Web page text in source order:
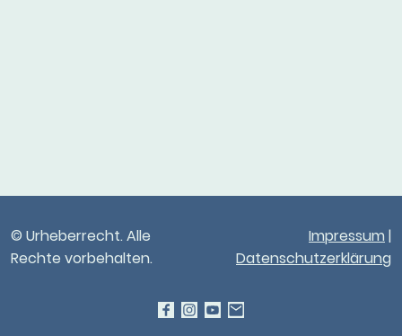
© Urheberrecht. Alle
Rechte vorbehalten.
Impressum |
Datenschutzerklärung